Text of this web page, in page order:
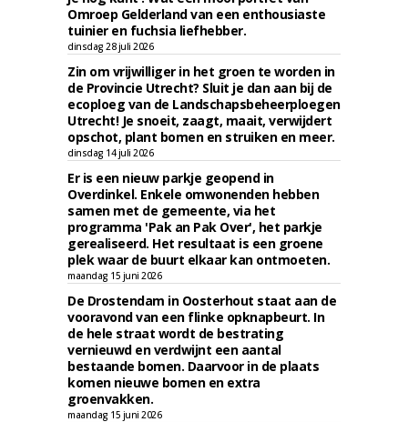
Omroep Gelderland van een enthousiaste
tuinier en fuchsia liefhebber.
dinsdag 28 juli 2026
Zin om vrijwilliger in het groen te worden in
de Provincie Utrecht? Sluit je dan aan bij de
ecoploeg van de Landschapsbeheerploegen
Utrecht! Je snoeit, zaagt, maait, verwijdert
opschot, plant bomen en struiken en meer.
dinsdag 14 juli 2026
Er is een nieuw parkje geopend in
Overdinkel. Enkele omwonenden hebben
samen met de gemeente, via het
programma 'Pak an Pak Over', het parkje
gerealiseerd. Het resultaat is een groene
plek waar de buurt elkaar kan ontmoeten.
maandag 15 juni 2026
De Drostendam in Oosterhout staat aan de
vooravond van een flinke opknapbeurt. In
de hele straat wordt de bestrating
vernieuwd en verdwijnt een aantal
bestaande bomen. Daarvoor in de plaats
komen nieuwe bomen en extra
groenvakken.
maandag 15 juni 2026